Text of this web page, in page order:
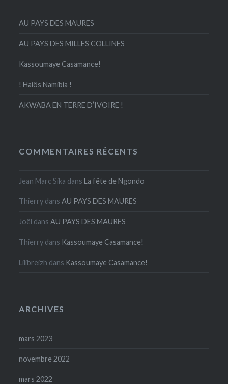
AU PAYS DES MAURES
AU PAYS DES MILLES COLLINES
Kassoumaye Casamance!
! Haiôs Namibia !
AKWABA EN TERRE D’IVOIRE !
COMMENTAIRES RÉCENTS
Jean Marc Sika dansLa fête de Ngondo
Thierry dansAU PAYS DES MAURES
Joël dansAU PAYS DES MAURES
Thierry dans Kassoumaye Casamance!
Lilibreizh dans Kassoumaye Casamance!
ARCHIVES
mars 2023
novembre 2022
mars 2022